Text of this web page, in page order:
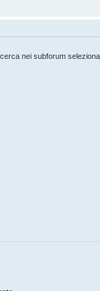
nei subforum